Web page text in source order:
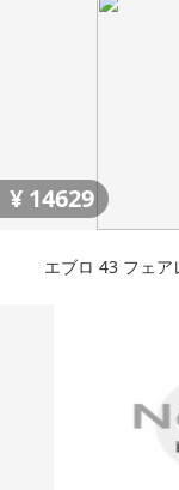
¥ 14629
エブロ 43 フェ